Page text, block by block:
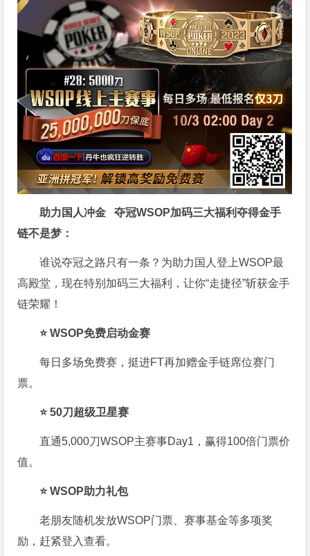
助力国人冲金 夺冠WSOP加码三大福利夺得金手
链不是梦 ：
谁说夺冠之路只有一条？为助力国人登上WSOP最
高殿堂，现在特别加码三大福利，让你“走捷径”斩获金手
链荣耀！
⭐ WSOP免费启动金赛
每日多场免费赛，挺进FT再加赠金手链席位赛门
票。
⭐ 50刀超级卫星赛
直通5,000刀WSOP主赛事Day1，赢得100倍门票价
值。
⭐ WSOP助力礼包
老朋友随机发放WSOP门票、赛事基金等多项奖
励，赶紧登入查看。